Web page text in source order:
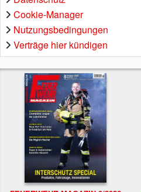
Cookie-Manager
Nutzungsbedingungen
Verträge hier kündigen